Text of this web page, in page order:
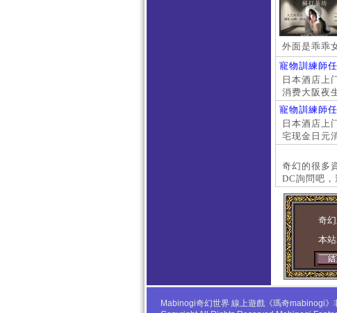
外面是乖乖
寵物訓練師
日本酒店上
消费大阪夜
京上门服务
本萝莉 #大
寵物訓練師
日本酒店上
宅现金日元
大阪外约 #
#日本女孩
奇幻的很多
DC詢問吧，
奇
本
Mabinogi奇幻世界 線上遊戲《瑪奇mabinogi》